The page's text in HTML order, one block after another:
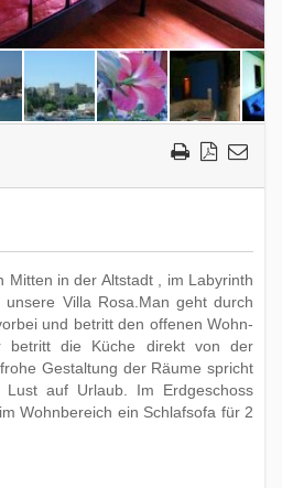
Mitten in der Altstadt , im Labyrinth
unsere Villa Rosa.Man geht durch
und betritt den offenen Wohn-
betritt die Küche direkt von der
Gestaltung der Räume spricht
auf Urlaub. Im Erdgeschoss
Wohnbereich ein Schlafsofa für 2